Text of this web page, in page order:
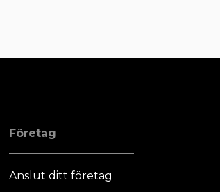
Företag
Anslut ditt företag